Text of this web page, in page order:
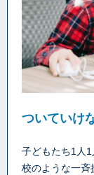
ついていけ
子どもたち1人1
校のような一斉